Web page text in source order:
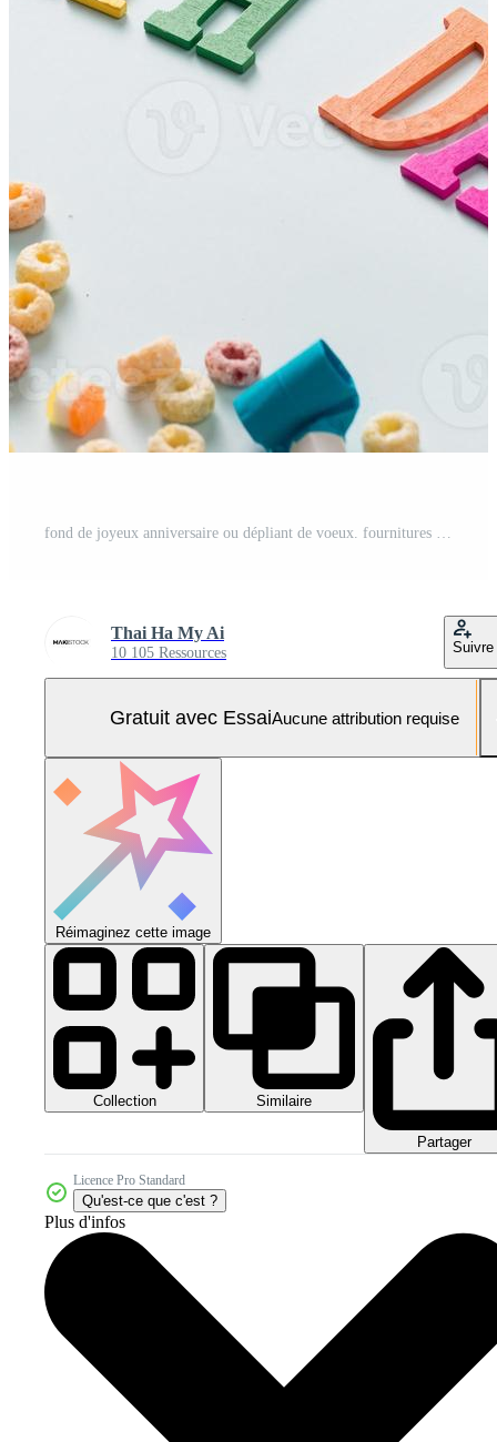
fond de joyeux anniversaire ou dépliant de voeux. fournitures de vacances colorées sur la vue de dessus de table bleue. style plat. Photo Pro
Thai Ha My Ai
10 105 Ressources Suivre
Gratuit avec EssaiAucune attribution requise
Réimaginez cette image
Collection Similaire
Partager
Licence Pro Standard
Qu'est-ce que c'est ?
Plus d'infos